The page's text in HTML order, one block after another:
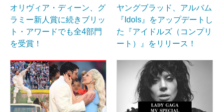
オリヴィア・ディーン、グ
ラミー新人賞に続きブリッ
ト・アワードでも全4部門
を受賞！
ヤングブラッド、アルバム
『Idols』をアップデートし
た『アイドルズ（コンプリ
ート）』をリリース！